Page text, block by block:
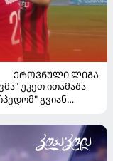
ᲔᲠᲝᲕᲜᲣᲚᲘ ᲚᲘᲒᲐ
უკეთ ითამაშა
გვიან